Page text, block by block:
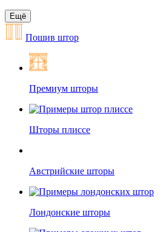
Ещё
Пошив штор
Премиум шторы
Шторы плиссе
Австрийские шторы
Лондонские шторы